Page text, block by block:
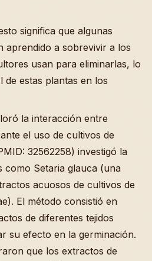
significa que algunas
aprendido a sobrevivir a los
usan para eliminarlas, lo
estas plantas en los
la interacción entre
el uso de cultivos de
32562258) investigó la
como Setaria glauca (una
acuosos de cultivos de
El método consistió en
de diferentes tejidos
su efecto en la germinación.
que los extractos de